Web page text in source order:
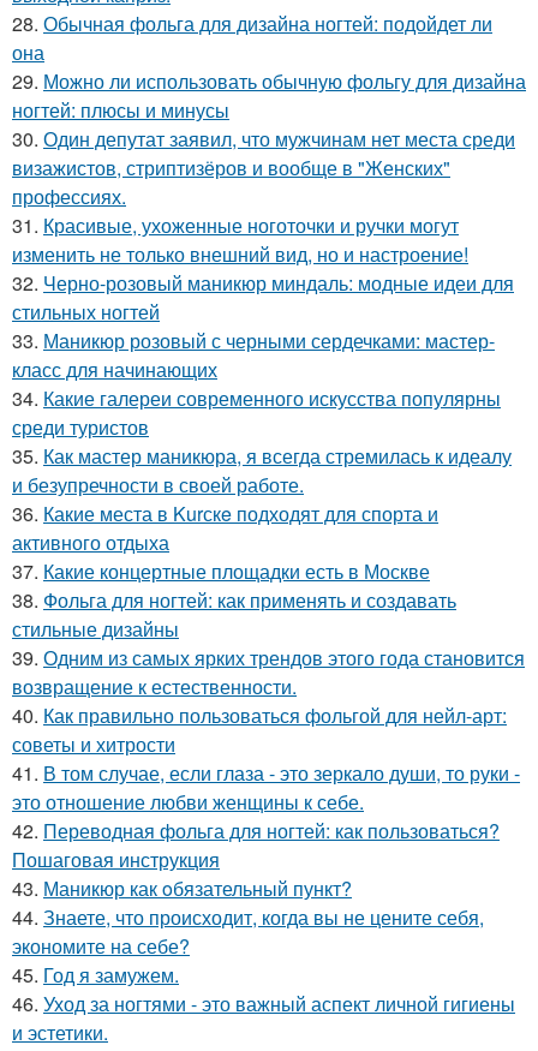
28. Обычная фольга для дизайна ногтей: подойдет ли
она
29. Можно ли использовать обычную фольгу для дизайна
ногтей: плюсы и минусы
30. Один депутат заявил, что мужчинам нет места среди
визажистов, стриптизёров и вообще в "Женских"
профессиях.
31. Красивые, ухоженные ноготочки и ручки могут
изменить не только внешний вид, но и настроение!
32. Черно-розовый маникюр миндаль: модные идеи для
стильных ногтей
33. Маникюр розовый с черными сердечками: мастер-
класс для начинающих
34. Какие галереи современного искусства популярны
среди туристов
35. Как мастер маникюра, я всегда стремилась к идеалу
и безупречности в своей работе.
36. Какие места в Kurскe подходят для спорта и
активного отдыха
37. Какие концертные площадки есть в Москве
38. Фольга для ногтей: как применять и создавать
стильные дизайны
39. Одним из самых ярких трендов этого года становится
возвращение к естественности.
40. Как правильно пользоваться фольгой для нейл-арт:
советы и хитрости
41. В том случае, если глаза - это зеркало души, то руки -
это отношение любви женщины к себе.
42. Переводная фольга для ногтей: как пользоваться?
Пошаговая инструкция
43. Маникюр как oбязательный пункт?
44. Знаете, что происходит, когда вы не цените себя,
экономите на себе?
45. Год я замужем.
46. Уход за ногтями - это важный аспект личной гигиены
и эстетики.